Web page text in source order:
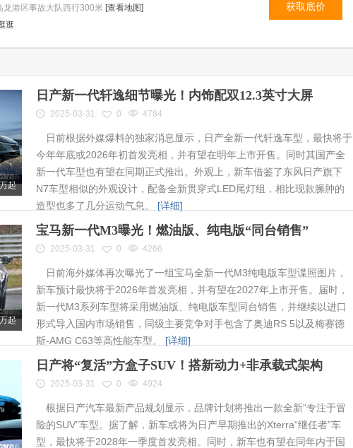
龙港区事故大队西行300米 [查看地图]
逛
获取底价
起
日产新一代轩逸细节曝光！内饰配双12.3英寸大屏
2025-03-31 0 4784
日前根据外媒爆料的独家消息显示，日产全新一代轩逸车型，最快将于
今年年底或2026年初首发亮相，并有望在明年上市开售。同时其国产全
新一代车型也有望在同期正式推出。外观上，新车借鉴了东风日产旗下
N7车型相似的外观设计，配备全新贯穿式LED尾灯组，相比现款臃肿的
造型也多了几分运动气息。 [详细]
起
宝马新一代M3曝光！燃油版、纯电版“同台销售”
2025-03-31 0 4266
日前海外媒体再次曝光了一组宝马全新一代M3纯电版车型谍照图片，
新车预计最快将于2026年首发亮相，并有望在2027年上市开售。届时，
新一代M3系列车型将采用燃油版、纯电版车型同台销售，并继续以进口
形式导入国内市场销售，同级主要竞争对手包含了奥迪RS 5以及梅赛德
斯-AMG C63等高性能车型。 [详细]
日产将“复活”方盒子SUV！搭新动力+非承载式架构
2025-03-31 0 4924
根据日产汽车最新产品规划显示，品牌计划将推出一款全新“专注于冒
险的SUV”车型。据了解，新车或将为日产早期推出的Xterra“继任者”车
型，最快将于2028年一季度首发亮相。同时，新车也有望在同年内于国